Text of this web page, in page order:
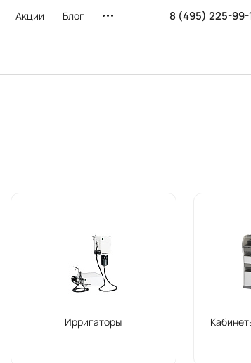
Акции Блог 8 (495) 225-99-
Ирригаторы